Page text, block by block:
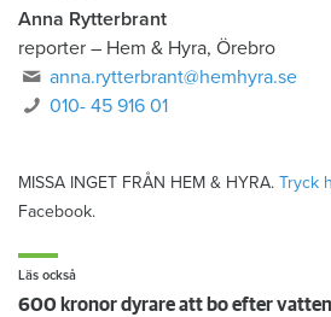
Anna Rytterbrant
reporter – Hem & Hyra, Örebro
anna.rytterbrant@hemhyra.se
010- 45 916 01
MISSA INGET FRÅN HEM & HYRA. Tryck
Facebook.
Läs också
600 kronor dyrare att bo efter